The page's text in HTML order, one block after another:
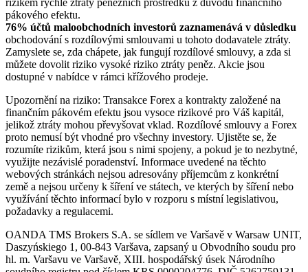
pákového efektu.
76% účtů maloobchodních investorů zaznamenává v důsledku
obchodování s rozdílovými smlouvami u tohoto dodavatele ztráty.
Zamyslete se, zda chápete, jak fungují rozdílové smlouvy, a zda si
můžete dovolit riziko vysoké riziko ztráty peněz. Akcie jsou
dostupné v nabídce v rámci křížového prodeje.
Upozornění na riziko: Transakce Forex a kontrakty založené na
finančním pákovém efektu jsou vysoce rizikové pro Váš kapitál,
jelikož ztráty mohou převyšovat vklad. Rozdílové smlouvy a Forex
proto nemusí být vhodné pro všechny investory. Ujistěte se, že
rozumíte rizikům, která jsou s nimi spojeny, a pokud je to nezbytné,
využijte nezávislé poradenství. Informace uvedené na těchto
webových stránkách nejsou adresovány příjemcům z konkrétní
země a nejsou určeny k šíření ve státech, ve kterých by šíření nebo
využívání těchto informací bylo v rozporu s místní legislativou,
požadavky a regulacemi.
OANDA TMS Brokers S.A. se sídlem ve Varšavě v Warsaw UNIT,
Daszyńskiego 1, 00-843 Varšava, zapsaný u Obvodního soudu pro
hl. m. Varšavu ve Varšavě, XIII. hospodářský úsek Národního